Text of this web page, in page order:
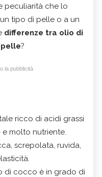
peculiarità che lo
tipo di pelle o a un
differenze tra olio di
?
la pubblicità
ricco di acidi grassi
molto nutriente.
screpolata, ruvida,
di cocco è in grado di